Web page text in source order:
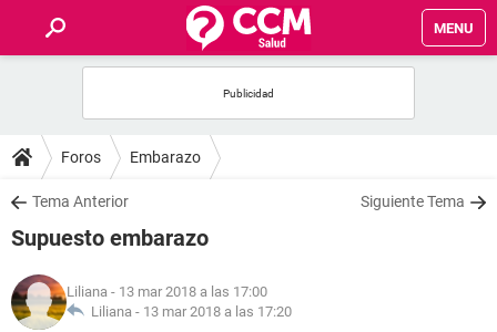
MENU
FOROS
SALUD
FAMILIA
NUTRICIÓN
Foros Embarazo
Tema Anterior Siguiente Tema
Supuesto embarazo
Liliana - 13 mar 2018 a las 17:00
Liliana - 13 mar 2018 a las 17:20